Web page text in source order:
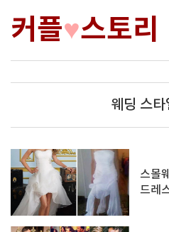
커플♥스토리
웨딩 스
스몰
드레